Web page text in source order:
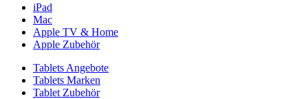
iPad
Mac
Apple TV & Home
Apple Zubehör
Tablets Angebote
Tablets Marken
Tablet Zubehör